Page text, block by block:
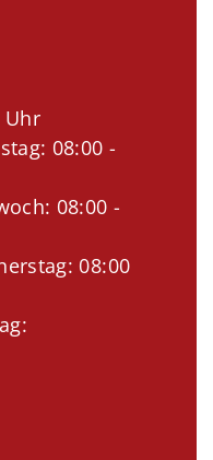
Uhr
08:00 -
08:00 -
08:00